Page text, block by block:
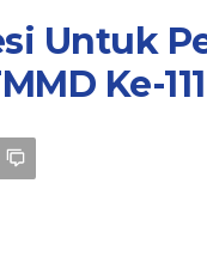
Untuk
Ke-